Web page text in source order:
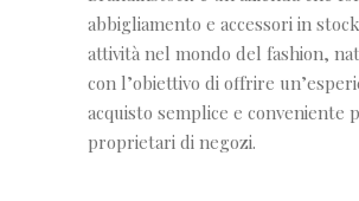
abbigliamento e accessori in
attività nel mondo del fashion,
con l’obiettivo di offrire
acquisto semplice e conveniente
proprietari di negozi.